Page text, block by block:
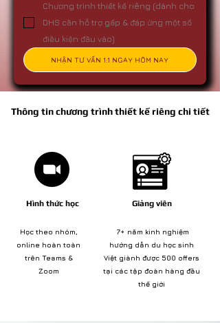
Chương trình thiết kế riêng (dành cho
DHS cần hỗ trợ gấp & đáp ứng một số
điều kiện đầu vào)
NHẬN TƯ VẤN 1:1 NGAY HÔM NAY
Thông tin chương trình thiết kế riêng chi tiết
Hình thức học
Học theo nhóm,
online hoàn toàn
trên Teams &
Zoom
Giảng viên
7+ năm kinh nghiệm
hướng dẫn du học sinh
Việt giành được 500 offers
tại các tập đoàn hàng đầu
thế giới